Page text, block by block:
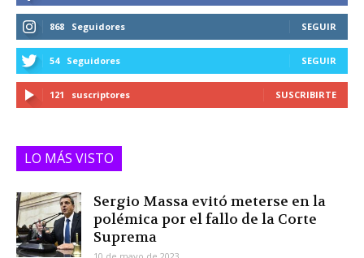
868 Seguidores SEGUIR
54 Seguidores SEGUIR
121 suscriptores SUSCRIBIRTE
LO MÁS VISTO
Sergio Massa evitó meterse en la
polémica por el fallo de la Corte
Suprema